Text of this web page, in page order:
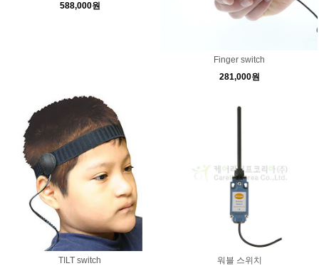
588,000원
Finger switch
281,000원
TILT switch
워블 스위치